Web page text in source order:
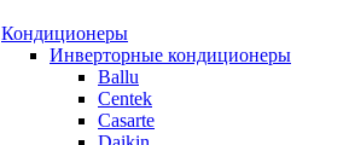
Кондиционеры
Инверторные кондиционеры
Ballu
Centek
Casarte